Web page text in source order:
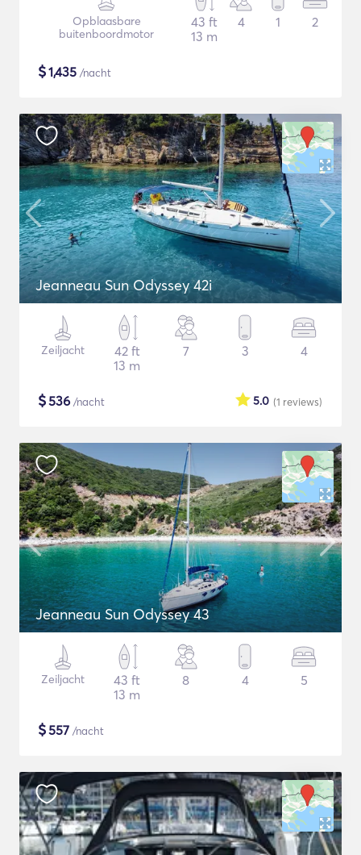
Opblaasbare
buitenboordmotor
43 ft
13 m
4 1 2
$1,435 /nacht
Jeanneau Sun Odyssey 42i
Zeiljacht
42 ft
13 m
7 3 4
$536 /nacht (1 reviews)
5.0
Jeanneau Sun Odyssey 43
Zeiljacht
43 ft
13 m
8 4 5
$557 /nacht